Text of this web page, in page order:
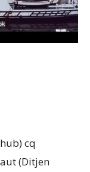
cq
(Ditjen